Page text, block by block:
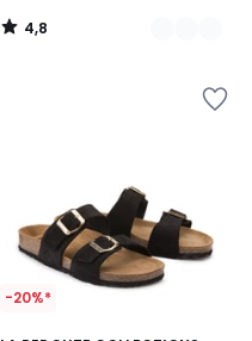
4,8
/
-20%*